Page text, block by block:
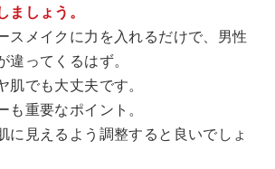
しょう。
スメイクに力を入れるだけで、男性
ってくるはず。
肌でも大丈夫です。
重要なポイント。
に見えるよう調整すると良いでしょ